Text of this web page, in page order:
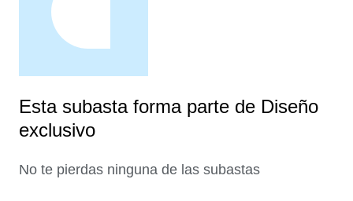
Esta subasta forma parte de Diseño
exclusivo
No te pierdas ninguna de las subastas